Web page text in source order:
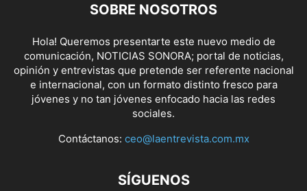
SOBRE NOSOTROS
Hola! Queremos presentarte este nuevo medio de
comunicación, NOTICIAS SONORA; portal de noticias,
opinión y entrevistas que pretende ser referente nacional
e internacional, con un formato distinto fresco para
jóvenes y no tan jóvenes enfocado hacia las redes
sociales.
Contáctanos: ceo@laentrevista.com.mx
SÍGUENOS